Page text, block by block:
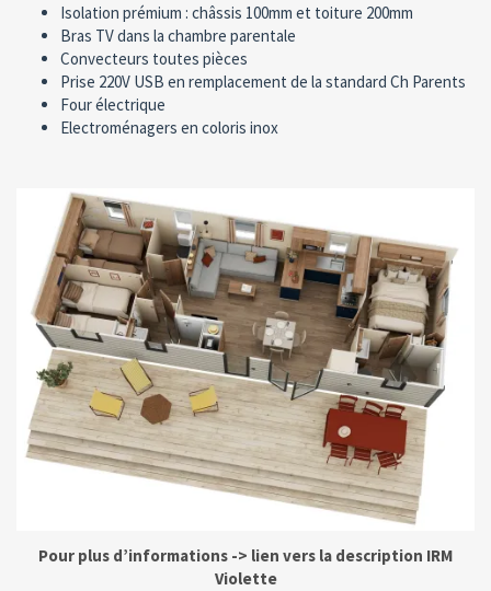
Isolation prémium : châssis 100mm et toiture 200mm
Bras TV dans la chambre parentale
Convecteurs toutes pièces
Prise 220V USB en remplacement de la standard Ch Parents
Four électrique
Electroménagers en coloris inox
Pour plus d’informations -> lien vers la description IRM
Violette